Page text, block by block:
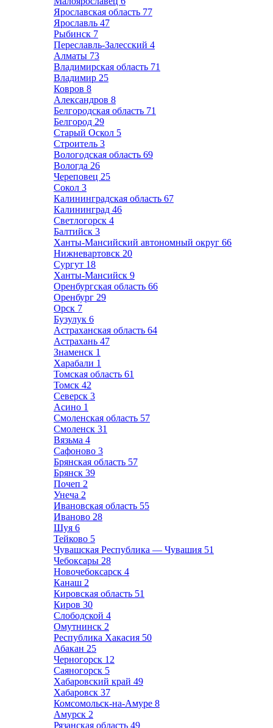
Ярославская область 77
Ярославль 47
Рыбинск 7
Переславль-Залесский 4
Алматы 73
Владимирская область 71
Владимир 25
Ковров 8
Александров 8
Белгородская область 71
Белгород 29
Старый Оскол 5
Строитель 3
Вологодская область 69
Вологда 26
Череповец 25
Сокол 3
Калининградская область 67
Калининград 46
Светлогорск 4
Балтийск 3
Ханты-Мансийский автономный округ 66
Нижневартовск 20
Сургут 18
Ханты-Мансийск 9
Оренбургская область 66
Оренбург 29
Орск 7
Бузулук 6
Астраханская область 64
Астрахань 47
Знаменск 1
Харабали 1
Томская область 61
Томск 42
Северск 3
Асино 1
Смоленская область 57
Смоленск 31
Вязьма 4
Сафоново 3
Брянская область 57
Брянск 39
Почеп 2
Унеча 2
Ивановская область 55
Иваново 28
Шуя 6
Тейково 5
Чувашская Республика — Чувашия 51
Чебоксары 28
Новочебоксарск 4
Канаш 2
Кировская область 51
Киров 30
Слободской 4
Омутнинск 2
Республика Хакасия 50
Абакан 25
Черногорск 12
Саяногорск 5
Хабаровский край 49
Хабаровск 37
Комсомольск-на-Амуре 8
Амурск 2
Рязанская область 49